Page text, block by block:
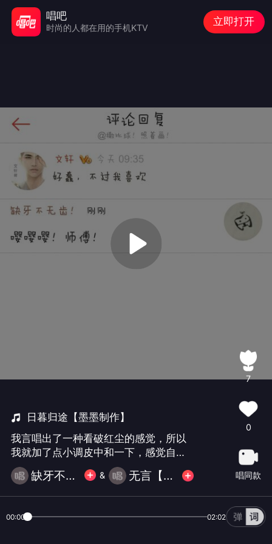
日暮归途【墨墨制作】
我言唱出了一种看破红尘的感觉，所以
我就加了点小调皮中和一下，感觉自己
好棒棒！(*☻-☻*)
缺牙不无齿！ & 无言【忘湖】
7
0
唱同款
00:00 02:02
唱吧
时尚的人都在用的手机KTV
立即打开